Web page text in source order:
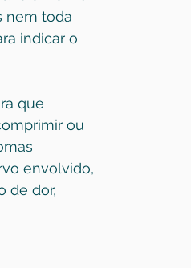
nem toda
indicar o
que
ou
envolvido,
de dor,